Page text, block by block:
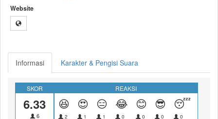
Website
Informasi Karakter & Pengisi Suara
SKOR
6.33
6
REAKSI
😆
2
😍
1
😑
1
😂
0
😊
0
😎
0
😴
0